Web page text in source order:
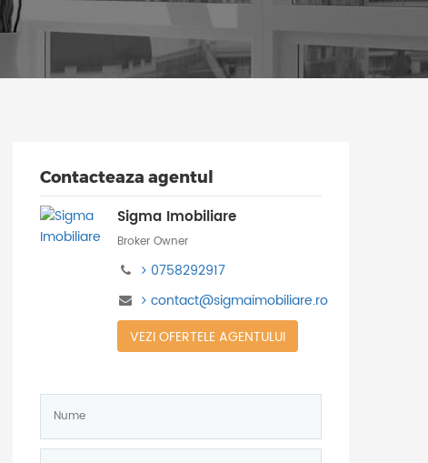
Contacteaza agentul
Sigma Imobiliare
Broker Owner
0758292917
contact@sigmaimobiliare.ro
VEZI OFERTELE AGENTULUI